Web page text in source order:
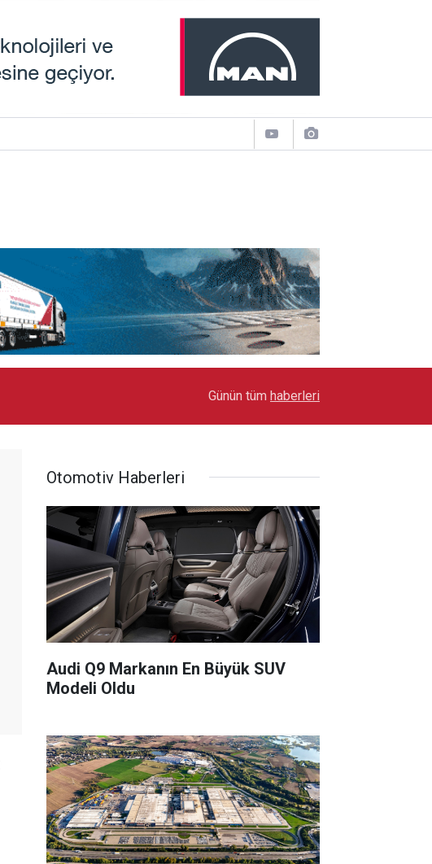
Toyota Otomotiv Sanayi Türkiye Üretime Ara
Günün tüm haberleri
Otomotiv Haberleri
Audi Q9 Markanın En Büyük SUV
Modeli Oldu